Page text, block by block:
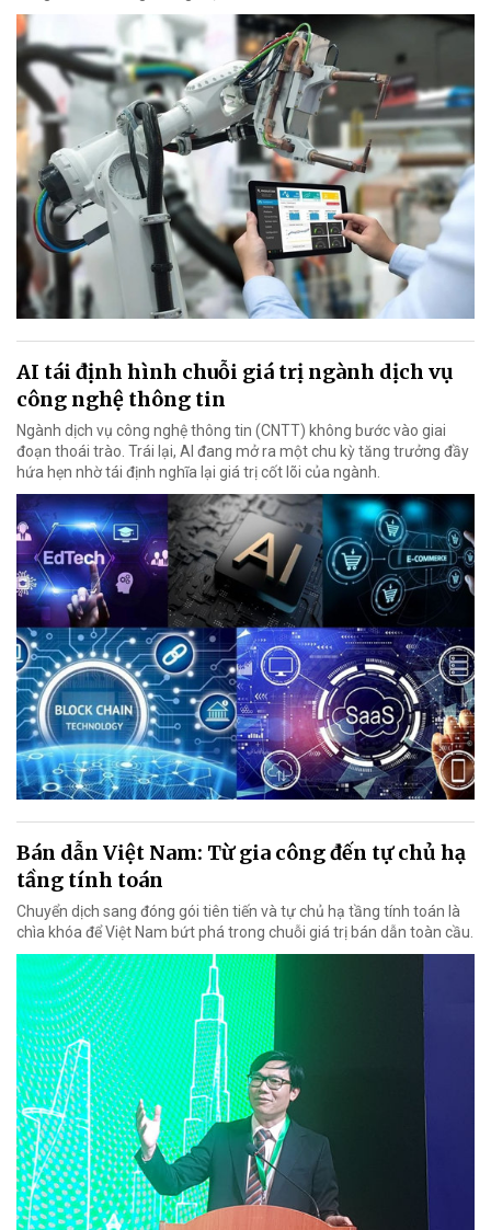
AI tái định hình chuỗi giá trị ngành dịch vụ
công nghệ thông tin
Ngành dịch vụ công nghệ thông tin (CNTT) không bước vào giai
đoạn thoái trào. Trái lại, AI đang mở ra một chu kỳ tăng trưởng đầy
hứa hẹn nhờ tái định nghĩa lại giá trị cốt lõi của ngành.
Bán dẫn Việt Nam: Từ gia công đến tự chủ hạ
tầng tính toán
Chuyển dịch sang đóng gói tiên tiến và tự chủ hạ tầng tính toán là
chìa khóa để Việt Nam bứt phá trong chuỗi giá trị bán dẫn toàn cầu.